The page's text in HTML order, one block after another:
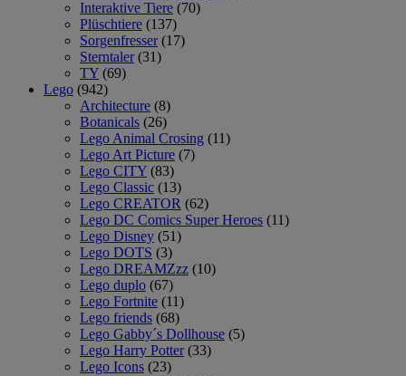
Interaktive Tiere (70)
Plüschtiere (137)
Sorgenfresser (17)
Sterntaler (31)
TY (69)
Lego (942)
Architecture (8)
Botanicals (26)
Lego Animal Crosing (11)
Lego Art Picture (7)
Lego CITY (83)
Lego Classic (13)
Lego CREATOR (62)
Lego DC Comics Super Heroes (11)
Lego Disney (51)
Lego DOTS (3)
Lego DREAMZzz (10)
Lego duplo (67)
Lego Fortnite (11)
Lego friends (68)
Lego Gabby´s Dollhouse (5)
Lego Harry Potter (33)
Lego Icons (23)